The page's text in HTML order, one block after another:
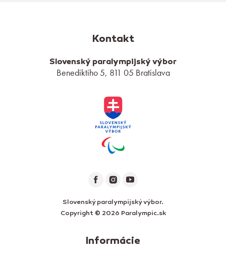
Kontakt
Slovenský paralympijský výbor
Benediktiho 5, 811 05 Bratislava
Slovenský paralympijský výbor.
Copyright © 2026 Paralympic.sk
Informácie